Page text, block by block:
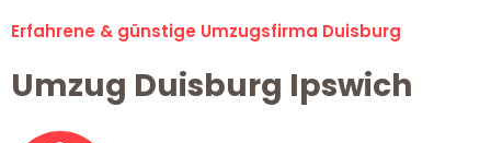
Erfahrene & günstige Umzugsfirma Duisburg
Umzug Duisburg Ipswich